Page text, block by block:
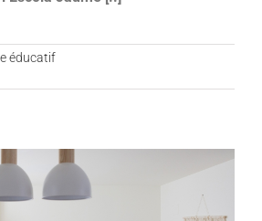
éducatif